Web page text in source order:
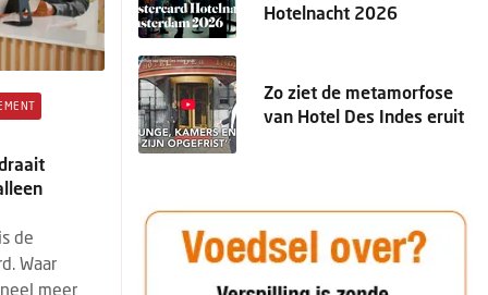
de
Waar
meer
Hotelnacht 2026
Zo ziet de metamorfose
van Hotel Des Indes eruit